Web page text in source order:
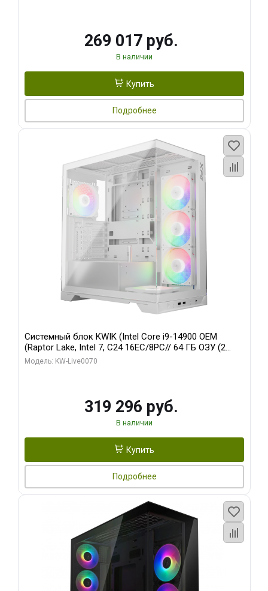
269 017 руб.
В наличии
Купить
Подробнее
Системный блок KWIK (Intel Core i9-14900 OEM
(Raptor Lake, Intel 7, C24 16EC/8PC// 64 ГБ ОЗУ (2
модуля)/ Gigabyte RTX5080 XTREME WATERFORCE
Модель: KW-Live0070
319 296 руб.
В наличии
Купить
Подробнее